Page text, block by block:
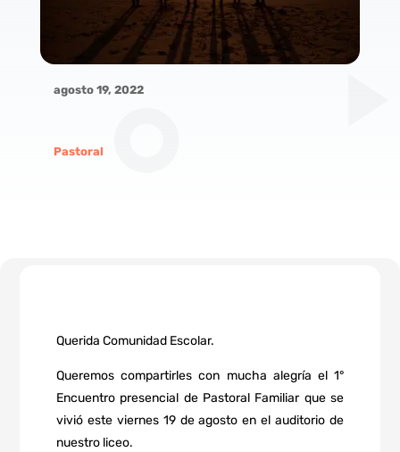
agosto 19, 2022
Pastoral
Querida Comunidad Escolar.
Queremos compartirles con mucha alegría el 1°
Encuentro presencial de Pastoral Familiar que se
vivió este viernes 19 de agosto en el auditorio de
nuestro liceo.